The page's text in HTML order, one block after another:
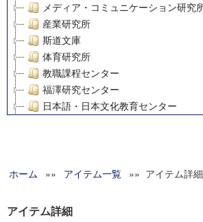
メディア・コミュニケーション研究
産業研究所
斯道文庫
体育研究所
教職課程センター
福澤研究センター
日本語・日本文化教育センター
グローバルリサーチインスティテュー
科学研究費補助金研究成果報告書
ホーム »» アイテム一覧 »» アイテム詳細
アイテム詳細